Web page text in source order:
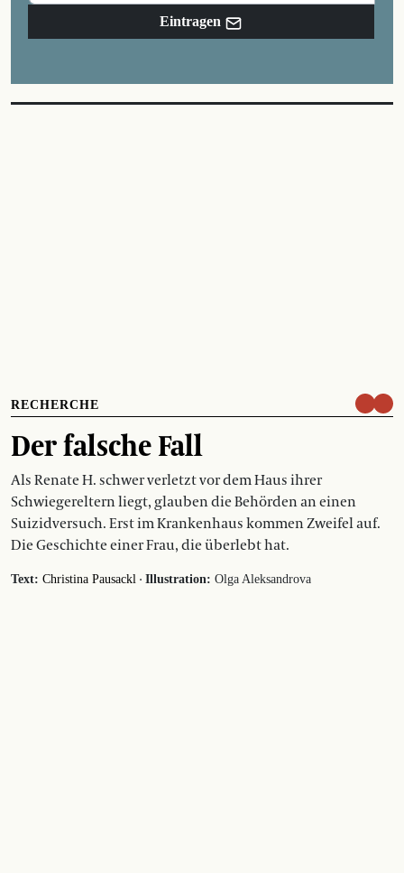
Eintragen
RECHERCHE
Der falsche Fall
Als Renate H. schwer verletzt vor dem Haus ihrer
Schwiegereltern liegt, glauben die Behörden an einen
Suizidversuch. Erst im Krankenhaus kommen Zweifel auf.
Die Geschichte einer Frau, die überlebt hat.
Text: Christina Pausackl · Illustration: Olga Aleksandrova